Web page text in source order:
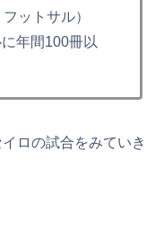
ットサル）
年間100冊以
ロの試合をみていき